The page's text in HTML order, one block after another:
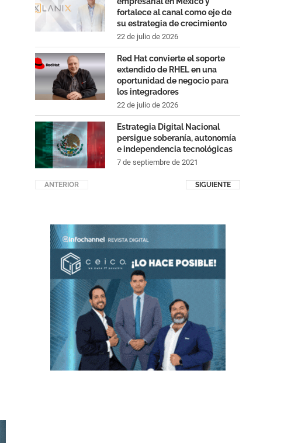
fortalece al canal como eje de
su estrategia de crecimiento
22 de julio de 2026
Red Hat convierte el soporte
extendido de RHEL en una
oportunidad de negocio para
los integradores
22 de julio de 2026
Estrategia Digital Nacional
persigue soberanía, autonomía
e independencia tecnológicas
7 de septiembre de 2021
ANTERIOR SIGUIENTE